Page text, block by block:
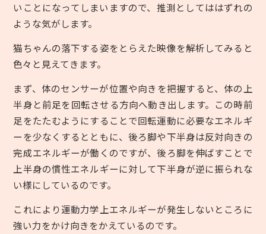
いことになってしまいますので、推測としてははずれの
ような気がします。
猫ちゃんの落下する姿をとらえた映像を解析してみると
色々と見えてきます。
まず、体のセンサーが位置や向きを把握すると、体の上
半身と前足を回転させる方向へ動き出します。この時前
足をたたむようにすることで回転運動に必要なエネルギ
ーを少なくするとともに、後ろ脚や下半身は反対向きの
完成エネルギーが働くのですが、後ろ脚を伸ばすことで
上半身の慣性エネルギーに対して下半身が逆に振られな
い様にしているのです。
これにより運動力学上エネルギーが発生しないところに
強い力をかけ向きをかえているのです。